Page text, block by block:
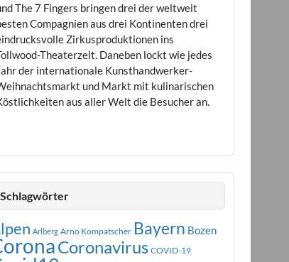
The 7 Fingers bringen drei der weltweit
Compagnien aus drei Kontinenten drei
Zirkusproduktionen ins
Theaterzelt. Daneben lockt wie jedes
der internationale Kunsthandwerker-
und Markt mit kulinarischen
aus aller Welt die Besucher an.
Schlagwörter
Arlberg Arno Kompatscher Bayern Bozen
Coronavirus COVID-19